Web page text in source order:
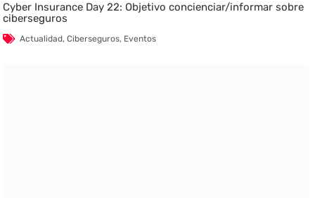
Cyber Insurance Day 22: Objetivo concienciar/informar sobre
ciberseguros
Actualidad,Ciberseguros, Eventos